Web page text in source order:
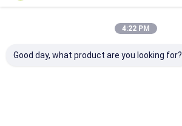
4:22 PM
Good day, what product are you looking for?